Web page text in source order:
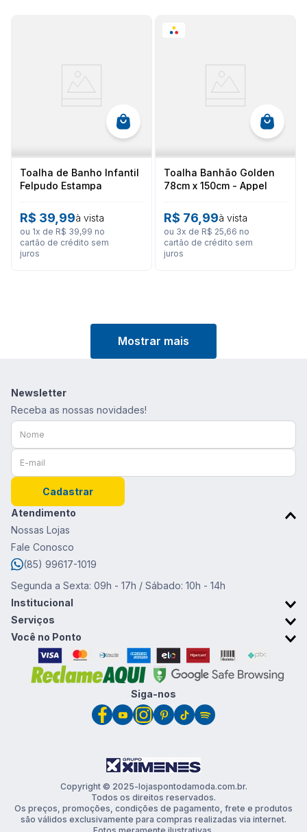
Toalha de Banho Infantil
Felpudo Estampa
- Dohler
R$ 39 99à vista
ou 1x de R$ 39,99 no
cartão de crédito sem
juros
Toalha Banhão Golden
78cm x 150cm - Appel
R$ 76 99à vista
ou 3x de R$ 25,66 no
cartão de crédito sem
juros
Mostrar mais
Newsletter
Receba as nossas novidades!
Cadastrar
Atendimento
Nossas Lojas
Fale Conosco
(85) 99617-1019
Segunda a Sexta: 09h - 17h / Sábado: 10h - 14h
Institucional
Sobre o Ponto da Moda
Trabalhe conosco
Trocas e devoluções
Promoções & Cupons
Serviços
Retirada em Loja
Você no Ponto
Cartão Ponto da Moda
Clube de vantagens
Siga-nos
Copyright © 2025-lojaspontodamoda.com.br.
Todos os direitos reservados.
Os preços, promoções, condições de pagamento, frete e produtos
são válidos exclusivamente para compras realizadas via internet.